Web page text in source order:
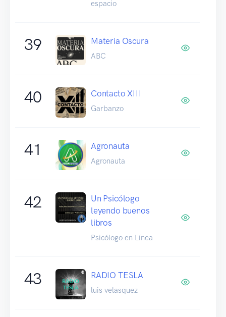
espacio
39 Materia Oscura
ABC
40 Contacto XIII
Garbanzo
41 Agronauta
Agronauta
42
Un Psicólogo
leyendo buenos
libros
Psicólogo en Línea
43 RADIO TESLA
luis velasquez